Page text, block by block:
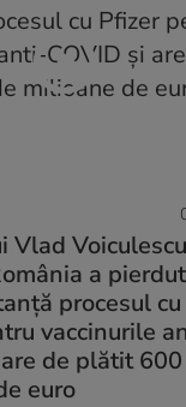
Vlad Voiculescu
a
procesul cu
vaccinurile
de plătit
euro